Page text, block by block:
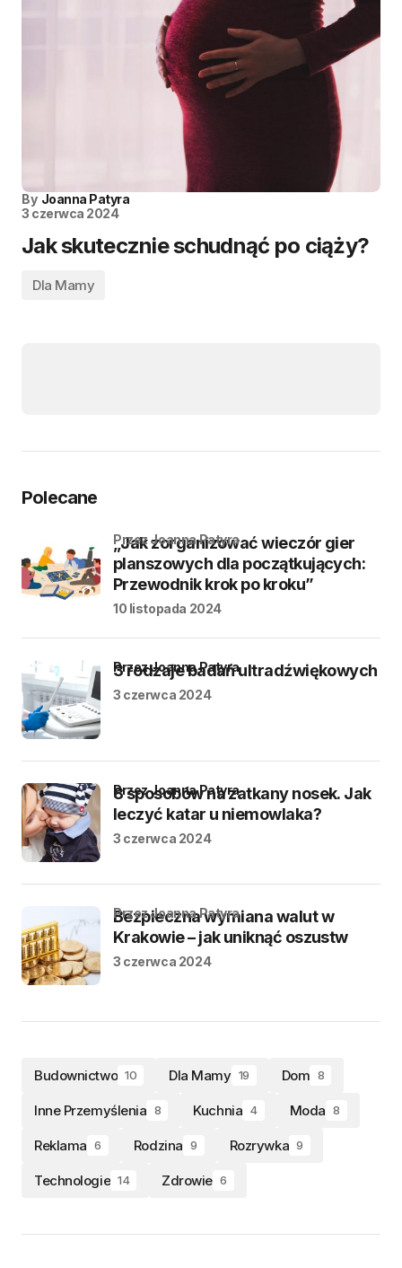
By Joanna Patyra
3 czerwca 2024
Jak skutecznie schudnąć po ciąży?
Dla Mamy
Polecane
„Jak zorganizować wieczór gier
planszowych dla początkujących:
Przewodnik krok po kroku”
przez Joanna Patyra
10 listopada 2024
3 rodzaje badań ultradźwiękowych
przez Joanna Patyra
3 czerwca 2024
8 sposobów na zatkany nosek. Jak
leczyć katar u niemowlaka?
przez Joanna Patyra
3 czerwca 2024
Bezpieczna wymiana walut w
Krakowie – jak uniknąć oszustw
przez Joanna Patyra
3 czerwca 2024
Budownictwo 10 Dla Mamy 19 Dom 8
Inne Przemyślenia 8 Kuchnia 4 Moda 8
Reklama 6 Rodzina 9 Rozrywka 9
Technologie 14 Zdrowie 6